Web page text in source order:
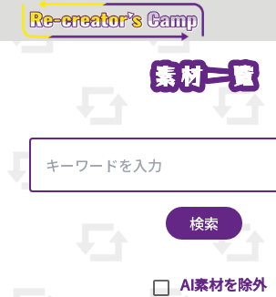
素材一覧
素材一覧
検索
AI素材を除外